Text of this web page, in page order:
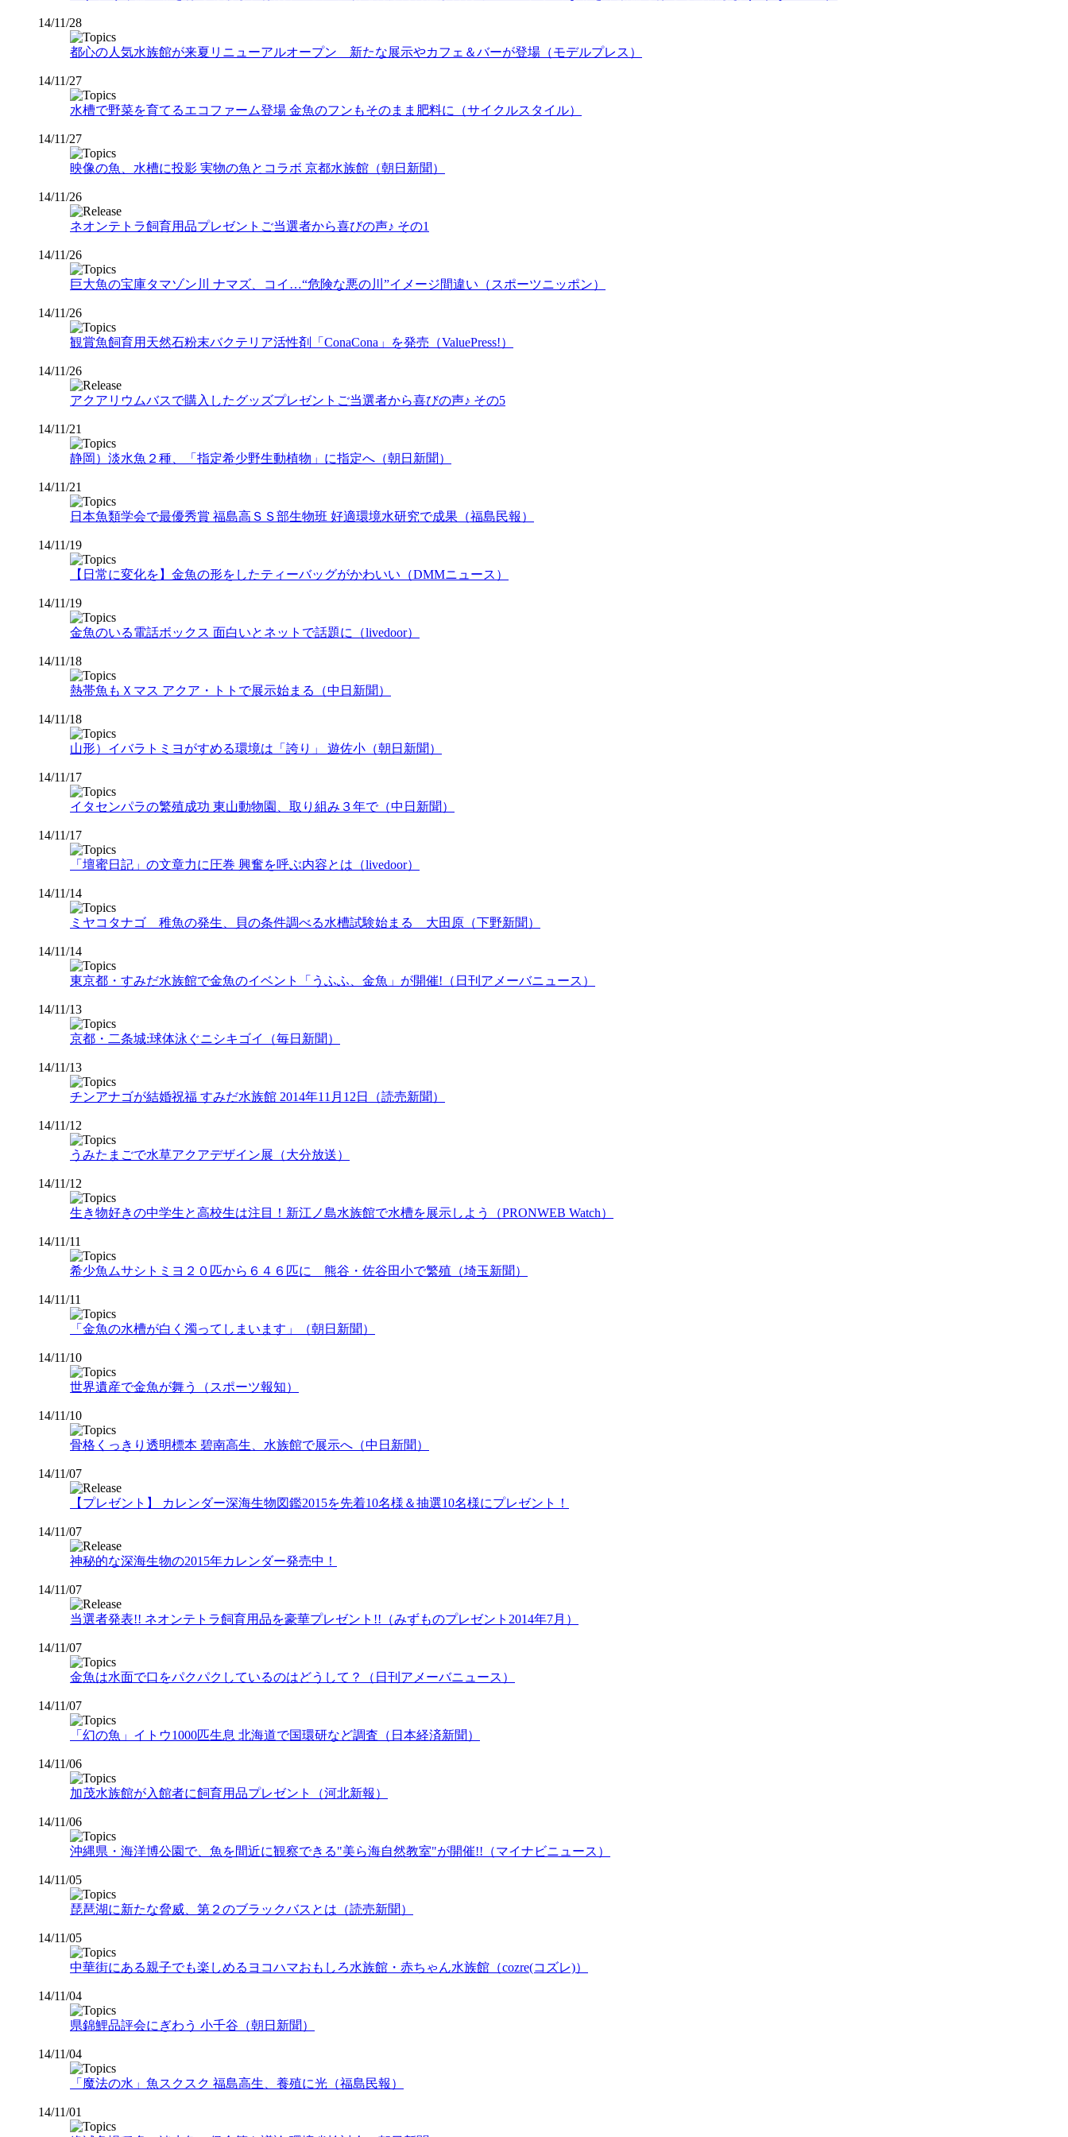
14/11/28
都心の人気水族館が来夏リニューアルオープン 新たな展示やカフェ＆バーが登場（モデルプレス）
14/11/27
水槽で野菜を育てるエコファーム登場 金魚のフンもそのまま肥料に（サイクルスタイル）
14/11/27
映像の魚、水槽に投影 実物の魚とコラボ 京都水族館（朝日新聞）
14/11/26
ネオンテトラ飼育用品プレゼントご当選者から喜びの声♪ その1
14/11/26
巨大魚の宝庫タマゾン川 ナマズ、コイ…“危険な悪の川”イメージ間違い（スポーツニッポン）
14/11/26
観賞魚飼育用天然石粉末バクテリア活性剤「ConaCona」を発売（ValuePress!）
14/11/26
アクアリウムバスで購入したグッズプレゼントご当選者から喜びの声♪ その5
14/11/21
静岡）淡水魚２種、「指定希少野生動植物」に指定へ（朝日新聞）
14/11/21
日本魚類学会で最優秀賞 福島高ＳＳ部生物班 好適環境水研究で成果（福島民報）
14/11/19
【日常に変化を】金魚の形をしたティーバッグがかわいい（DMMニュース）
14/11/19
金魚のいる電話ボックス 面白いとネットで話題に（livedoor）
14/11/18
熱帯魚もＸマス アクア・トトで展示始まる（中日新聞）
14/11/18
山形）イバラトミヨがすめる環境は「誇り」 遊佐小（朝日新聞）
14/11/17
イタセンパラの繁殖成功 東山動物園、取り組み３年で（中日新聞）
14/11/17
「壇蜜日記」の文章力に圧巻 興奮を呼ぶ内容とは（livedoor）
14/11/14
ミヤコタナゴ 稚魚の発生、貝の条件調べる水槽試験始まる 大田原（下野新聞）
14/11/14
東京都・すみだ水族館で金魚のイベント「うふふ、金魚」が開催!（日刊アメーバニュース）
14/11/13
京都・二条城:球体泳ぐニシキゴイ（毎日新聞）
14/11/13
チンアナゴが結婚祝福 すみだ水族館 2014年11月12日（読売新聞）
14/11/12
うみたまごで水草アクアデザイン展（大分放送）
14/11/12
生き物好きの中学生と高校生は注目！新江ノ島水族館で水槽を展示しよう（PRONWEB Watch）
14/11/11
希少魚ムサシトミヨ２０匹から６４６匹に 熊谷・佐谷田小で繁殖（埼玉新聞）
14/11/11
「金魚の水槽が白く濁ってしまいます」（朝日新聞）
14/11/10
世界遺産で金魚が舞う（スポーツ報知）
14/11/10
骨格くっきり透明標本 碧南高生、水族館で展示へ（中日新聞）
14/11/07
【プレゼント】 カレンダー深海生物図鑑2015を先着10名様＆抽選10名様にプレゼント！
14/11/07
神秘的な深海生物の2015年カレンダー発売中！
14/11/07
当選者発表!! ネオンテトラ飼育用品を豪華プレゼント!!（みずものプレゼント2014年7月）
14/11/07
金魚は水面で口をパクパクしているのはどうして？（日刊アメーバニュース）
14/11/07
「幻の魚」イトウ1000匹生息 北海道で国環研など調査（日本経済新聞）
14/11/06
加茂水族館が入館者に飼育用品プレゼント（河北新報）
14/11/06
沖縄県・海洋博公園で、魚を間近に観察できる"美ら海自然教室"が開催!!（マイナビニュース）
14/11/05
琵琶湖に新たな脅威、第２のブラックバスとは（読売新聞）
14/11/05
中華街にある親子でも楽しめるヨコハマおもしろ水族館・赤ちゃん水族館（cozre(コズレ)）
14/11/04
県錦鯉品評会にぎわう 小千谷（朝日新聞）
14/11/04
「魔法の水」魚スクスク 福島高生、養殖に光（福島民報）
14/11/01